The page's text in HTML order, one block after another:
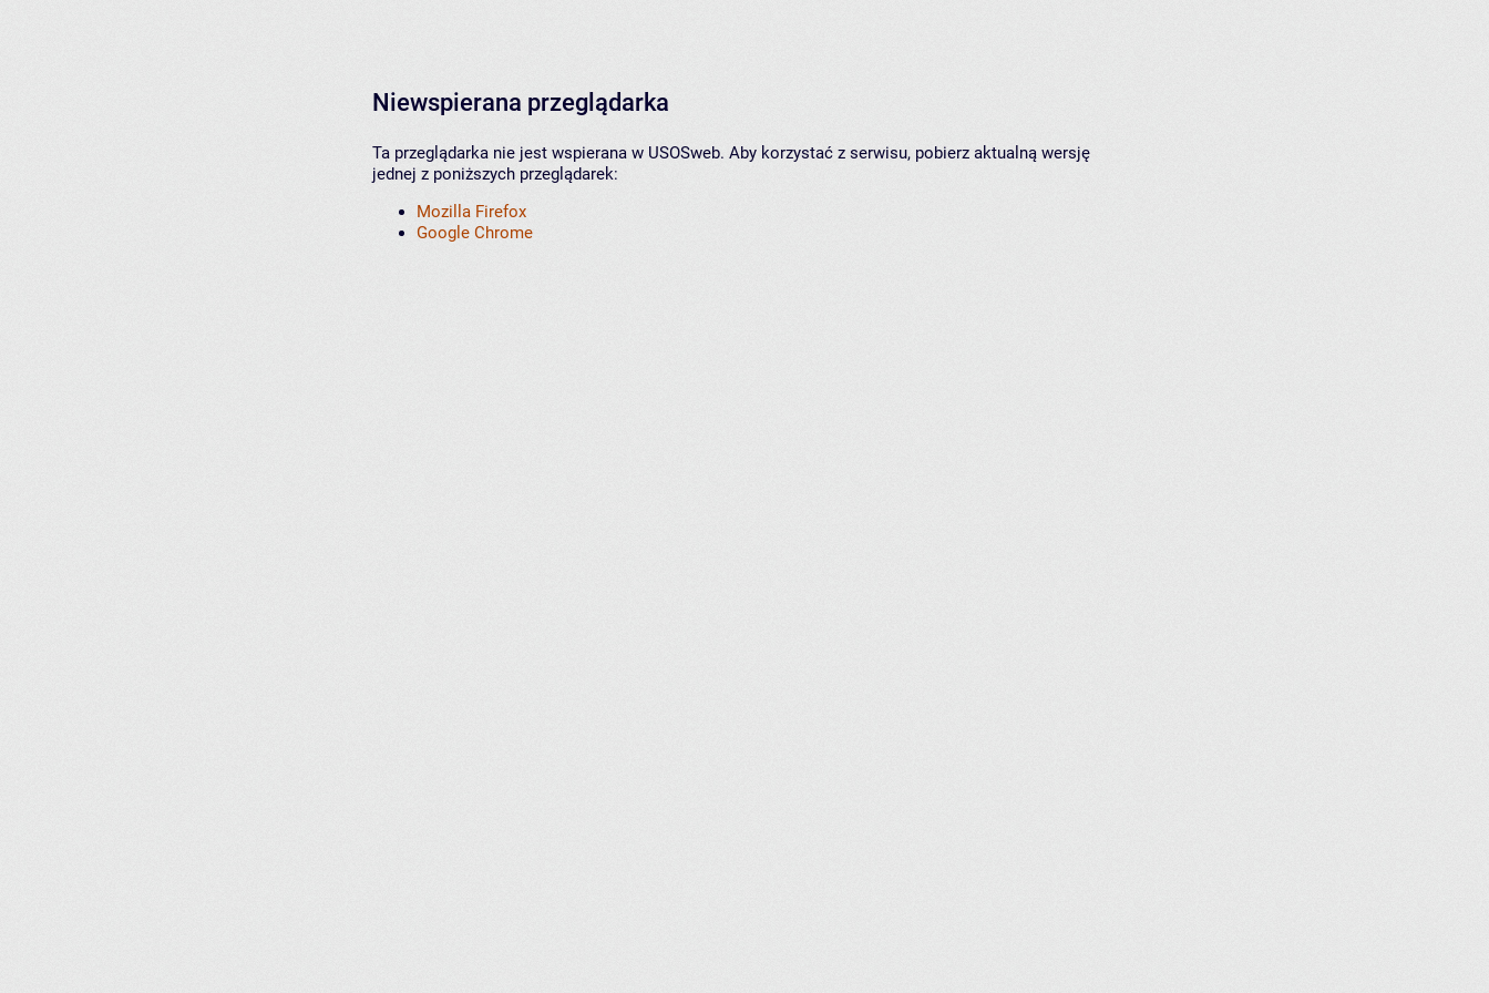
Niewspierana przeglądarka
Ta przeglądarka nie jest wspierana w USOSweb. Aby korzystać z serwisu, pobierz aktualną wersję
jednej z poniższych przeglądarek:
Mozilla Firefox
Google Chrome